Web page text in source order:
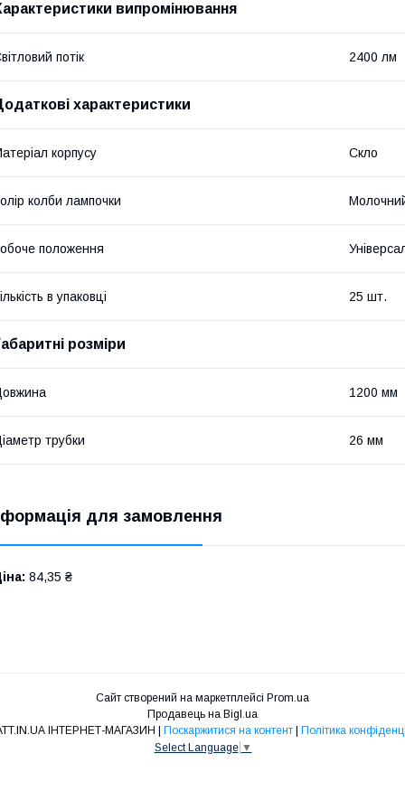
випромінювання
потік 2400 лм
характеристики
корпусу Скло
колби лампочки
положення
в упаковці 25 шт.
розміри
1200 мм
трубки 26 мм
для замовлення
84,35 ₴
Сайт створений на маркетплейсі Prom.ua
Продавець на Bigl.ua
Поскаржитися на контент
Політика
Select Language ▼